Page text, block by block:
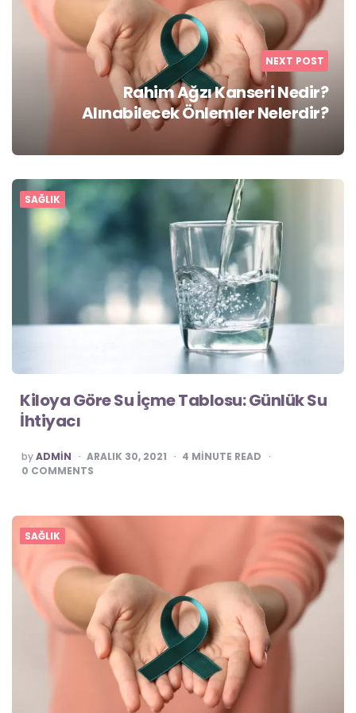
NEXT POST
Rahim Ağzı Kanseri Nedir?
Alınabilecek Önlemler Nelerdir?
SAĞLIK
Kiloya Göre Su İçme Tablosu: Günlük Su
İhtiyacı
POSTED
byADMIN ARALIK 30, 2021 4 MINUTE READ
0 COMMENTS
SAĞLIK